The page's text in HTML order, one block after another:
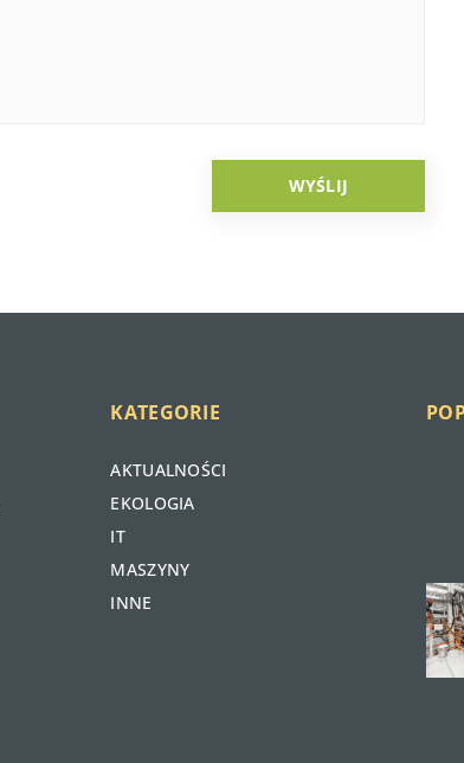
KATEGORIE
AKTUALNOŚCI
EKOLOGIA
IT
MASZYNY
INNE